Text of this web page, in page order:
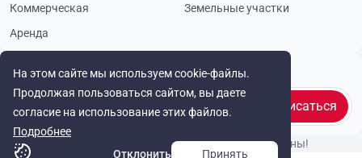
На этом сайте мы используем cookie-файлы.
Продолжая пользоваться сайтом, вы даете
согласие на использование этих файлов.
Подробнее
Отклонить
Принять
Будьте в курсе
Подписаться
Коммерческая
Земельные участки
Аренда
© Cyprus Realestate 2026. Все права защищены!